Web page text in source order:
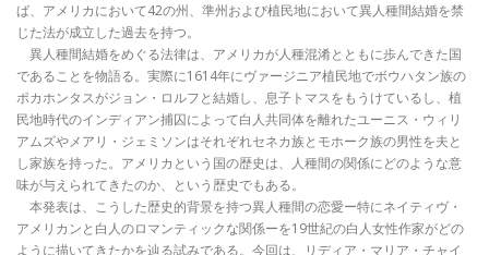
ば、アメリカにおいて42の州、準州および植民地において異人種間結婚を禁
じた法が成立した過去を持つ。
異人種間結婚をめぐる法律は、アメリカが人種混淆とともに歩んできた国
であることを物語る。実際に1614年にヴァージニア植民地でボウハタン族の
ポカホンタスがジョン・ロルフと結婚し、息子トマスをもうけているし、植
民地時代のインディアン捕囚によって白人共同体を離れたユーニス・ウィリ
アムズやメアリ・ジェミソンはそれぞれセネカ族とモホーク族の男性を夫と
し家族を持った。アメリカという国の歴史は、人種間の関係にどのような意
味が与えられてきたのか、という歴史でもある。
本発表は、こうした歴史的背景を持つ異人種間の恋愛ー特にネイティヴ・
アメリカンと白人のロマンティックな関係ーを19世紀の白人女性作家がどの
ように描いてきたかを辿る試みである。今回は、リディア・マリア・チャイ